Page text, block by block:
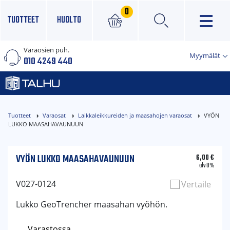
TUOTTEET HUOLTO
0
×
Varaosien puh.
010 4249 440 Myymälät
Tuotteet Varaosat Laikkaleikkureiden ja maasahojen varaosat
VYÖN
LUKKO MAASAHAVAUNUUN
VYÖN LUKKO MAASAHAVAUNUUN 6,00€
alv 0%
V027-0124
Vertaile
Lukko GeoTrencher maasahan vyöhön.